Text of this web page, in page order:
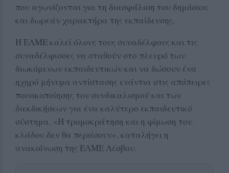
που αγωνίζονται για τη διασφάλιση του δημόσιου
και δωρεάν χαρακτήρα της εκπαίδευσης.
Η ΕΛΜΕ καλεί όλους τους συναδέλφους και τις
συναδέλφισσες να σταθούν στο πλευρό των
διωκόμενων εκπαιδευτικών και να δώσουν ένα
ηχηρό μήνυμα αντίστασης ενάντια στις απόπειρες
ποινικοποίησης του συνδικαλισμού και των
διεκδικήσεων για ένα καλύτερο εκπαιδευτικό
σύστημα. «Η τρομοκράτηση και η φίμωση του
κλάδου δεν θα περάσουν», καταλήγει η
ανακοίνωση της ΕΛΜΕ Λέσβου.